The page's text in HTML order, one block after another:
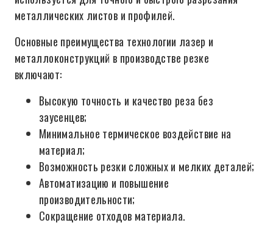
металлических листов и профилей.
Основные преимущества технологии лазер и
металлоконструкций в производстве резке
включают:
Высокую точность и качество реза без
заусенцев;
Минимальное термическое воздействие на
материал;
Возможность резки сложных и мелких деталей;
Автоматизацию и повышение
производительности;
Сокращение отходов материала.